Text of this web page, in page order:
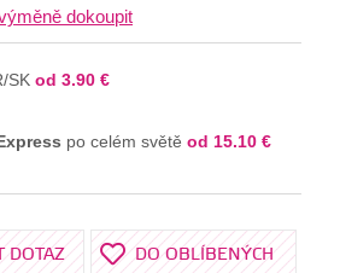
dokoupit
SK od 3.90 €
po celém světě od 15.10 €
DOTAZ DO OBLÍBENÝCH